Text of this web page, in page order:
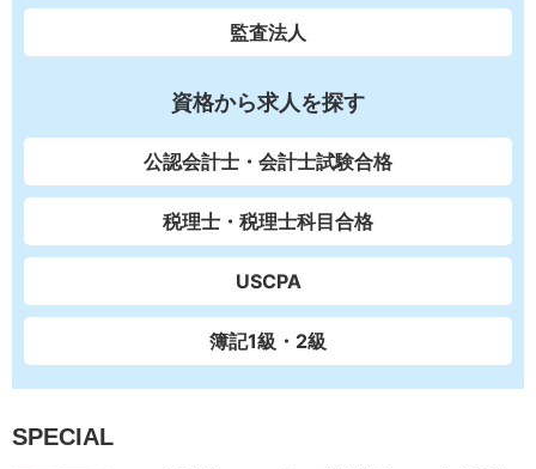
監査法人
資格から求人を探す
公認会計士・会計士試験合格
税理士・税理士科目合格
USCPA
簿記1級・2級
SPECIAL